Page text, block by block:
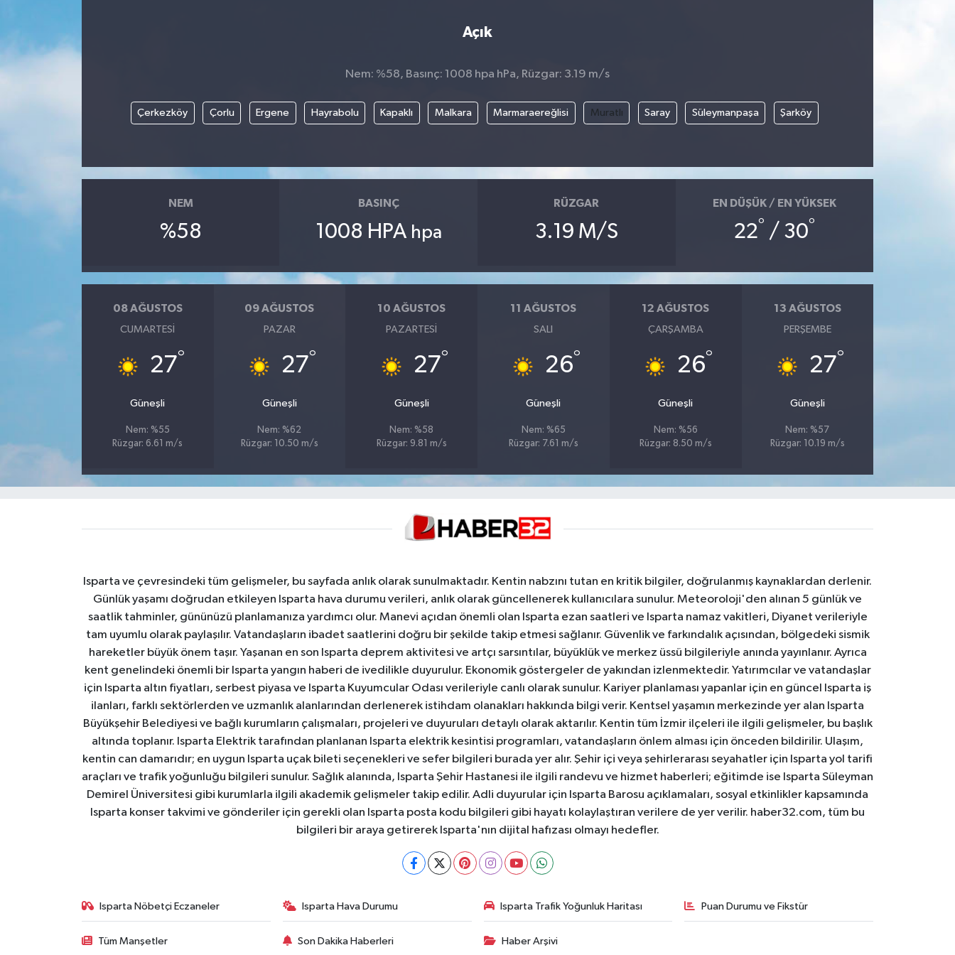
Açık
Nem: %58, Basınç: 1008 hpa hPa, Rüzgar: 3.19 m/s
Çerkezköy Çorlu Ergene Hayrabolu Kapaklı Malkara Marmaraereğlisi Muratlı Saray Süleymanpaşa Şarköy
NEM
%58
BASINÇ
1008 HPA hpa
RÜZGAR
3.19 M/S
EN DÜŞÜK / EN YÜKSEK
22° / 30°
08 AĞUSTOS
CUMARTESI
27°
Güneşli
Nem: %55
Rüzgar: 6.61 m/s
09 AĞUSTOS
PAZAR
27°
Güneşli
Nem: %62
Rüzgar: 10.50 m/s
10 AĞUSTOS
PAZARTESI
27°
Güneşli
Nem: %58
Rüzgar: 9.81 m/s
11 AĞUSTOS
SALI
26°
Güneşli
Nem: %65
Rüzgar: 7.61 m/s
12 AĞUSTOS
ÇARŞAMBA
26°
Güneşli
Nem: %56
Rüzgar: 8.50 m/s
13 AĞUSTOS
PERŞEMBE
27°
Güneşli
Nem: %57
Rüzgar: 10.19 m/s
Isparta ve çevresindeki tüm gelişmeler, bu sayfada anlık olarak sunulmaktadır. Kentin nabzını tutan en kritik bilgiler, doğrulanmış kaynaklardan derlenir.
Günlük yaşamı doğrudan etkileyen Isparta hava durumu verileri, anlık olarak güncellenerek kullanıcılara sunulur. Meteoroloji'den alınan 5 günlük ve
saatlik tahminler, gününüzü planlamanıza yardımcı olur. Manevi açıdan önemli olan Isparta ezan saatleri ve Isparta namaz vakitleri, Diyanet verileriyle
tam uyumlu olarak paylaşılır. Vatandaşların ibadet saatlerini doğru bir şekilde takip etmesi sağlanır. Güvenlik ve farkındalık açısından, bölgedeki sismik
hareketler büyük önem taşır. Yaşanan en son Isparta deprem aktivitesi ve artçı sarsıntılar, büyüklük ve merkez üssü bilgileriyle anında yayınlanır. Ayrıca
kent genelindeki önemli bir Isparta yangın haberi de ivedilikle duyurulur. Ekonomik göstergeler de yakından izlenmektedir. Yatırımcılar ve vatandaşlar
için Isparta altın fiyatları, serbest piyasa ve Isparta Kuyumcular Odası verileriyle canlı olarak sunulur. Kariyer planlaması yapanlar için en güncel Isparta iş
ilanları, farklı sektörlerden ve uzmanlık alanlarından derlenerek istihdam olanakları hakkında bilgi verir. Kentsel yaşamın merkezinde yer alan Isparta
Büyükşehir Belediyesi ve bağlı kurumların çalışmaları, projeleri ve duyuruları detaylı olarak aktarılır. Kentin tüm İzmir ilçeleri ile ilgili gelişmeler, bu başlık
altında toplanır. Isparta Elektrik tarafından planlanan Isparta elektrik kesintisi programları, vatandaşların önlem alması için önceden bildirilir. Ulaşım,
kentin can damarıdır; en uygun Isparta uçak bileti seçenekleri ve sefer bilgileri burada yer alır. Şehir içi veya şehirlerarası seyahatler için Isparta yol tarifi
araçları ve trafik yoğunluğu bilgileri sunulur. Sağlık alanında, Isparta Şehir Hastanesi ile ilgili randevu ve hizmet haberleri; eğitimde ise Isparta Süleyman
Demirel Üniversitesi gibi kurumlarla ilgili akademik gelişmeler takip edilir. Adli duyurular için Isparta Barosu açıklamaları, sosyal etkinlikler kapsamında
Isparta konser takvimi ve gönderiler için gerekli olan Isparta posta kodu bilgileri gibi hayatı kolaylaştıran verilere de yer verilir. haber32.com, tüm bu
bilgileri bir araya getirerek Isparta'nın dijital hafızası olmayı hedefler.
Isparta Nöbetçi Eczaneler Isparta Hava Durumu Isparta Trafik Yoğunluk Haritası Puan Durumu ve Fikstür
Tüm Manşetler Son Dakika Haberleri Haber Arşivi
İlginç
Yerel